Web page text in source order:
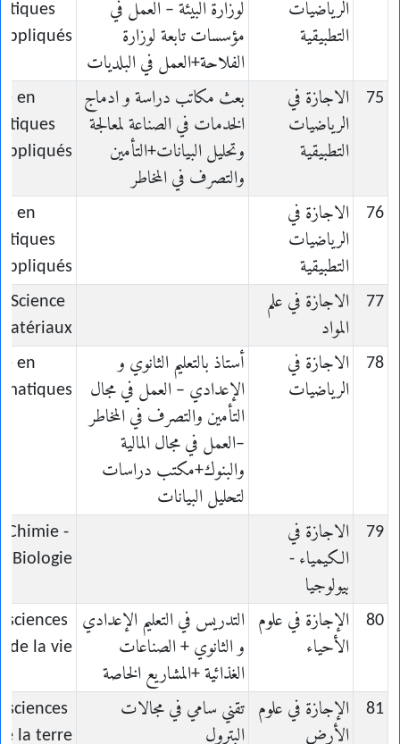
الرياضيات
التطبيقية
لوزارة البيئة – العمل في
مؤسسات تابعة لوزارة
الفلاحة+العمل في البلديات
appliqués
75
الاجازة في
الرياضيات
التطبيقية
بعث مكاتب دراسة و ادماج
الخدمات في الصناعة لمعالجة
وتحليل البيانات+التأمين
والتصرف في المخاطر
en
appliqués
76
الاجازة في
الرياضيات
التطبيقية
en
appliqués
77
الاجازة في علم
المواد
Science
78
الاجازة في
الرياضيات
أستاذ بالتعليم الثانوي و
الإعدادي – العمل في مجال
التأمين والتصرف في المخاطر
–العمل في مجال المالية
والبنوك+مكتب دراسات
لتحليل البيانات
en
79
الاجازة في
الكيمياء -
بيولوجيا
Chimie -
Biologie
80
الإجازة في علوم
الأحياء
التدريس في التعليم الإعدادي
و الثانوي + الصناعات
الغذائية +المشاريع الخاصة
sciences
de la vie
81
الإجازة في علوم
الأرض
تقني سامي في مجالات
البترول
sciences
la terre